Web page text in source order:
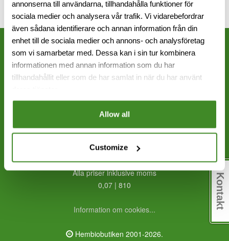
annonserna till användarna, tillhandahålla funktioner för
sociala medier och analysera vår trafik. Vi vidarebefordrar
även sådana identifierare och annan information från din
enhet till de sociala medier och annons- och analysföretag
som vi samarbetar med. Dessa kan i sin tur kombinera
informationen med annan information som du har
tillhandahållit eller som de har samlat in när du har använt
Allow all
Customize
Frölunda: 031 - 456 000
Sundbyberg: 08 - 651 17 70
Frölunda
Sundbyberg
Alla priser inklusive moms
0,07 | 810
Information om cookies...
Hembiobutiken 2001-2026.
Kontakt